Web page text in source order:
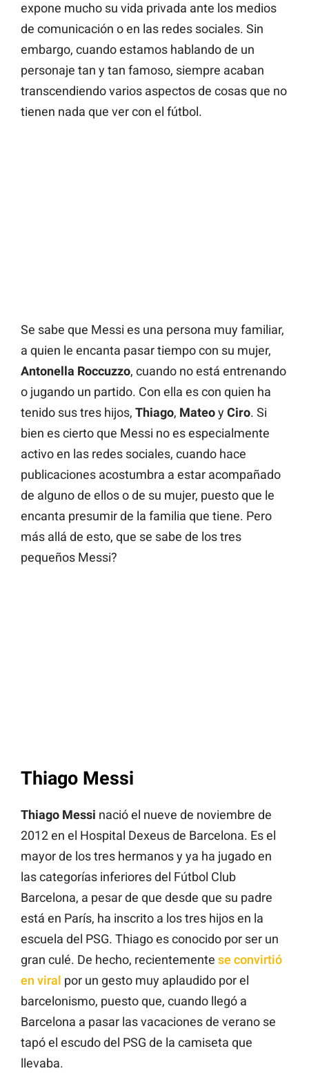
expone mucho su vida privada ante los medios
de comunicación o en las redes sociales. Sin
embargo, cuando estamos hablando de un
personaje tan y tan famoso, siempre acaban
transcendiendo varios aspectos de cosas que no
tienen nada que ver con el fútbol.
Se sabe que Messi es una persona muy familiar,
a quien le encanta pasar tiempo con su mujer,
Antonella Roccuzzo, cuando no está entrenando
o jugando un partido. Con ella es con quien ha
tenido sus tres hijos, Thiago, Mateoy Ciro. Si
bien es cierto que Messi no es especialmente
activo en las redes sociales, cuando hace
publicaciones acostumbra a estar acompañado
de alguno de ellos o de su mujer, puesto que le
encanta presumir de la familia que tiene. Pero
más allá de esto, que se sabe de los tres
pequeños Messi?
Thiago Messi
Thiago Messi nació el nueve de noviembre de
2012 en el Hospital Dexeus de Barcelona. Es el
mayor de los tres hermanos y ya ha jugado en
las categorías inferiores del Fútbol Club
Barcelona, a pesar de que desde que su padre
está en París, ha inscrito a los tres hijos en la
escuela del PSG. Thiago es conocido por ser un
gran culé. De hecho, recientemente se convirtió
en viral por un gesto muy aplaudido por el
barcelonismo, puesto que, cuando llegó a
Barcelona a pasar las vacaciones de verano se
tapó el escudo del PSG de la camiseta que
llevaba.